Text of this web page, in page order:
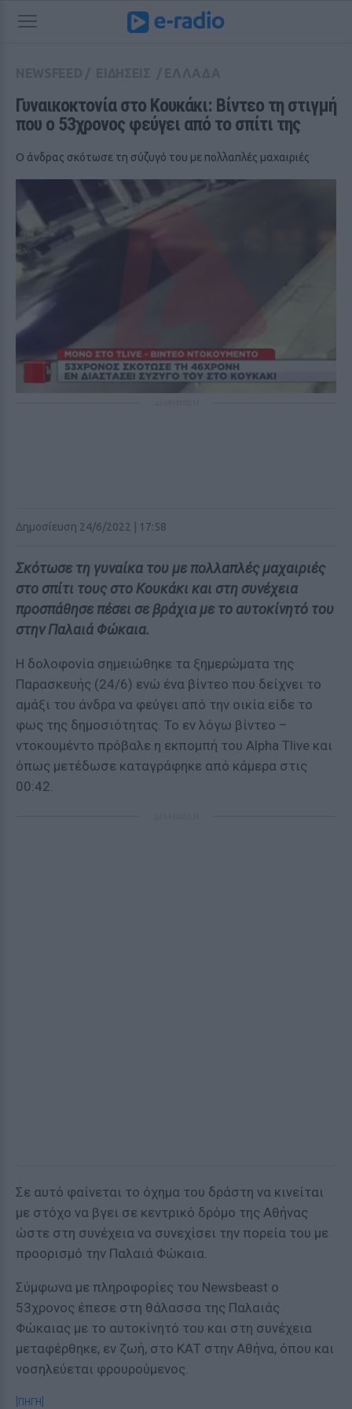
Γυναικοκτονία στο Κουκάκι: Βίντεο τη στιγμή
που ο 53χρονος φεύγει από το σπίτι της
Ο άνδρας σκότωσε τη σύζυγό του με πολλαπλές μαχαιριές
Δημοσίευση 24/6/2022 | 17:58
Σκότωσε τη γυναίκα του με πολλαπλές μαχαιριές
στο σπίτι τους στο Κουκάκι και στη συνέχεια
προσπάθησε πέσει σε βράχια με το αυτοκίνητό του
στην Παλαιά Φώκαια.
Η δολοφονία σημειώθηκε τα ξημερώματα της
Παρασκευής (24/6) ενώ ένα βίντεο που δείχνει το
αμάξι του άνδρα να φεύγει από την οικία είδε το
φως της δημοσιότητας. Το εν λόγω βίντεο –
ντοκουμέντο πρόβαλε η εκπομπή του Alpha Tlive και
όπως μετέδωσε καταγράφηκε από κάμερα στις
00:42.
Σε αυτό φαίνεται το όχημα του δράστη να κινείται
με στόχο να βγει σε κεντρικό δρόμο της Αθήνας
ώστε στη συνέχεια να συνεχίσει την πορεία του με
προορισμό την Παλαιά Φώκαια.
Σύμφωνα με πληροφορίες του Newsbeast ο
53χρονος έπεσε στη θάλασσα της Παλαιάς
Φώκαιας με το αυτοκίνητό του και στη συνέχεια
μεταφέρθηκε, εν ζωή, στο ΚΑΤ στην Αθήνα, όπου και
νοσηλεύεται φρουρούμενος.
[ΠΗΓΗ]